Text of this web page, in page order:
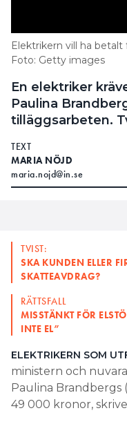
Elektrikern vill ha
Foto: Getty images
En elektriker
Paulina
tilläggsarbeten.
TEXT
MARIA NÖJD
maria.nojd@in.se
TVIST:
SKA KUNDEN ELLER
SKATTEAVDRAG?
RÄTTSFALL
MISSTÄNKT FÖR
INTE EL”
ELEKTRIKERN SOM
ministern och
Paulina Brandbergs
49 000 kronor,